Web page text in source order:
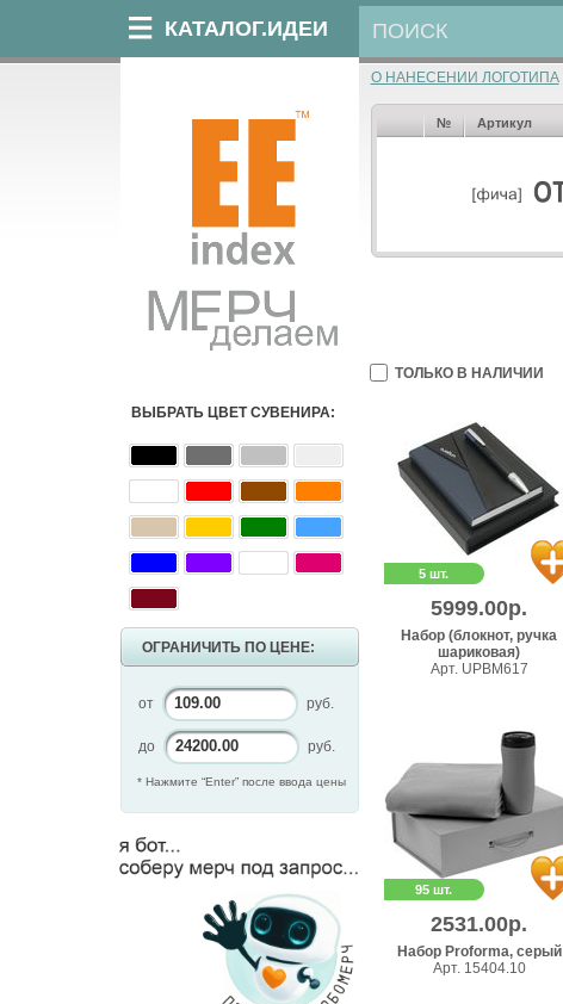
КАТАЛОГ.ИДЕИ
ВЫБРАТЬ ЦВЕТ СУВЕНИРА:
ОГРАНИЧИТЬ ПО ЦЕНЕ:
от руб.
до руб.
* Нажмите “Enter” после ввода цены
О НАНЕСЕНИИ ЛОГОТИПА
№ Артикул
ТОЛЬКО В НАЛИЧИИ
5 шт.
5999.00р.
Набор (блокнот, ручка
шариковая)
Арт. UPBM617
95 шт.
2531.00р.
Набор Proforma, серый
Арт. 15404.10